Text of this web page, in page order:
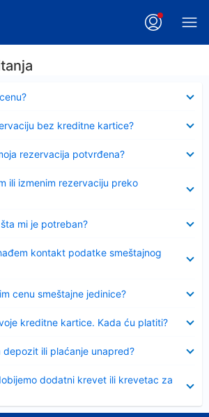
bez kreditne kartice?
rezervacija potvrđena?
ili izmenim rezervaciju preko
mi je potreban?
kontakt podatke smeštajnog
cenu smeštajne jedinice?
kreditne kartice. Kada ću platiti?
depozit ili plaćanje unapred?
dodatni krevet ili krevetac za